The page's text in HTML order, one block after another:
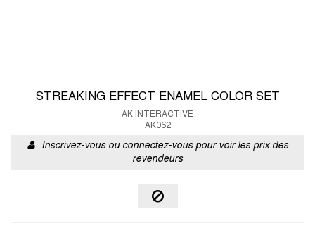
STREAKING EFFECT ENAMEL COLOR SET
AK INTERACTIVE
AK062
Inscrivez-vous ou connectez-vous pour voir les prix des
revendeurs